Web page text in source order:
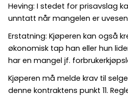
Heving: I stedet for prisavslag
unntatt når mangelen er
Erstatning: Kjøperen kan også
økonomisk tap han eller hun
har en mangel jf.
Kjøperen må melde krav til
denne kontraktens punkt 11.